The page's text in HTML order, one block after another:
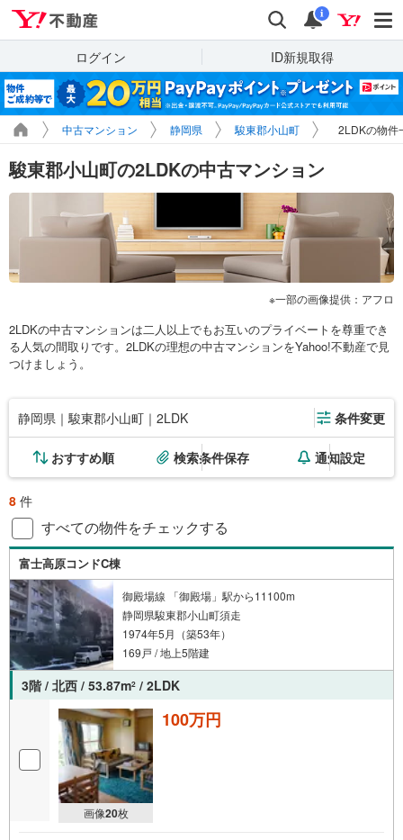
検索 通知
i
ログイン ID新規取得
中古マンション 静岡県 駿東郡小山町 2LDKの物件
駿東郡小山町の2LDKの中古マンション
一部の画像提供：アフロ
2LDKの中古マンションは二人以上でもお互いのプライベートを尊重でき
る人気の間取りです。2LDKの理想の中古マンションをYahoo!不動産で見
つけましょう。
静岡県｜駿東郡小山町｜2LDK 条件変更
おすすめ順 検索条件保存 通知設定
8 件
すべての物件をチェックする
富士高原コンドC棟
御殿場線 「御殿場」駅から11100m
静岡県駿東郡小山町須走
1974年5月（築53年）
169戸 / 地上5階建
3階 / 北西 / 53.87m2 / 2LDK
画像20枚
100万円